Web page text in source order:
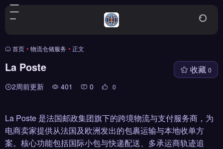
首页 • 物流仓储服务 • 正文
La Poste
2周前更新 401 0 0
收藏 0
La Poste 是法国邮政集团旗下的跨境物流与支付服务商，为
电商卖家提供从法国及欧洲发出的包裹运输与本地收单方
案。核心功能包括国际小包与快递配送、多承运商轨迹追